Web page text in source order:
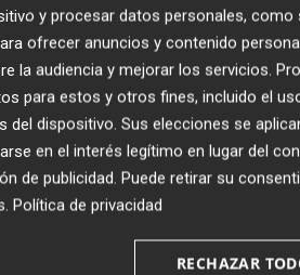
desleal por el cobro
años de cárcel.
autonómica de
interno solicitado por la
de la pequeña
posibles irregularidades
y procesar datos personales, como
ofrecer anuncios y contenido
la audiencia y mejorar los servicios.
para estos y otros fines, incluido el
del dispositivo. Sus elecciones se
en el interés legítimo en lugar del
de publicidad. Puede retirar su
. Política de privacidad
RECHAZAR